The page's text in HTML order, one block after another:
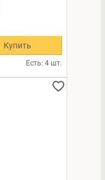
Есть: 4 шт.
Купить